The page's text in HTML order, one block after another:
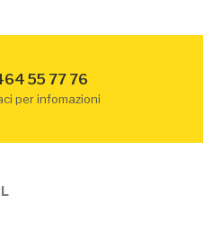
55 77 76
per infomazioni